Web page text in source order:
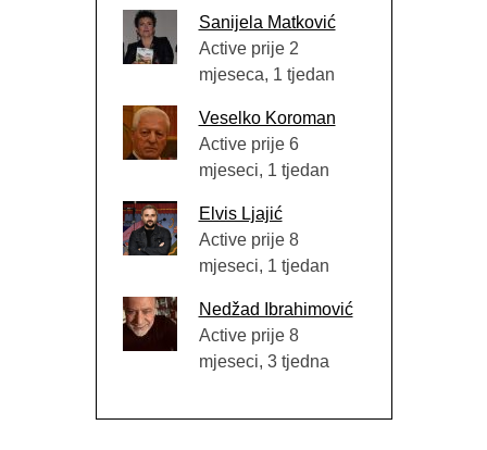
Sanijela Matković
Active prije 2
mjeseca, 1 tjedan
Veselko Koroman
Active prije 6
mjeseci, 1 tjedan
Elvis Ljajić
Active prije 8
mjeseci, 1 tjedan
Nedžad Ibrahimović
Active prije 8
mjeseci, 3 tjedna